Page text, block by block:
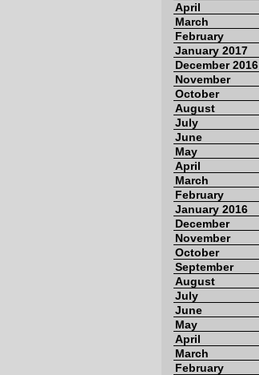
April
March
February
January 2017
December 2016
November
October
August
July
June
May
April
March
February
January 2016
December
November
October
September
August
July
June
May
April
March
February